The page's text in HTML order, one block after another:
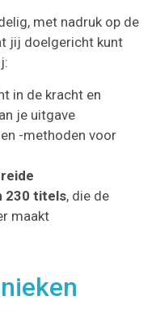
met nadruk op de
jij doelgericht kunt
in de kracht en
je uitgave
-methoden voor
230 titels, die de
maakt